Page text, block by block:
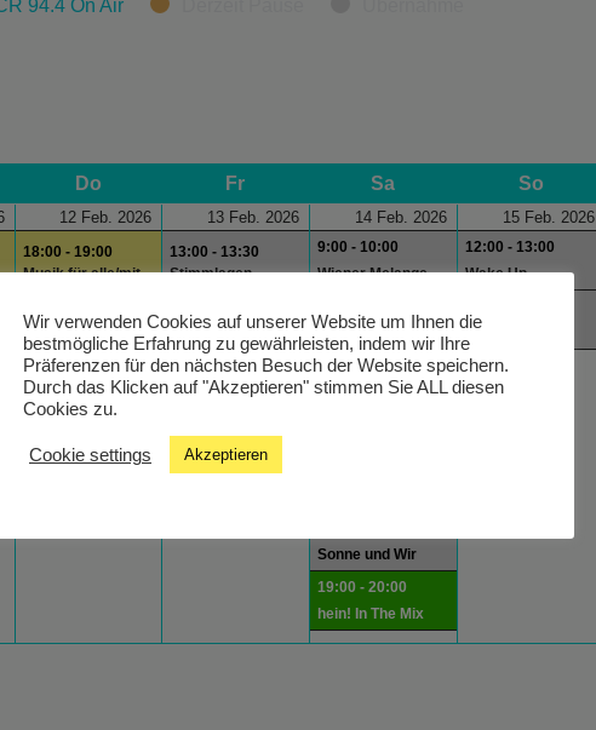
94.4 On Air
Do Fr Sa So
12 Feb. 2026
18:00 - 19:00
Musik für alle/mit
13 Feb. 2026
13:00 - 13:30
Stimmlagen
14 Feb. 2026
9:00 - 10:00
Wiener Melange
Die 70er
Radioshow
11:00 - 12:00
Sonne und Wir
19:00 - 20:00
hein! In The Mix
15 Feb. 2026
12:00 - 13:00
Wake Up
Movietime
Wir verwenden Cookies auf unserer Website um Ihnen die
bestmögliche Erfahrung zu gewährleisten, indem wir Ihre
Präferenzen für den nächsten Besuch der Website speichern.
Durch das Klicken auf "Akzeptieren" stimmen Sie ALL diesen
Cookies zu.
Cookie settings Akzeptieren